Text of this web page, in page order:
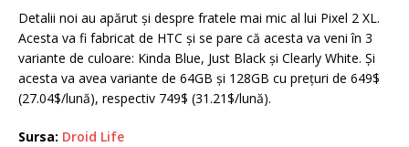
Detalii noi au apărut şi despre fratele mai mic al lui Pixel 2 XL.
Acesta va fi fabricat de HTC şi se pare că acesta va veni în 3
variante de culoare: Kinda Blue, Just Black şi Clearly White. Şi
acesta va avea variante de 64GB şi 128GB cu preţuri de 649$
(27.04$/lună), respectiv 749$ (31.21$/lună).
Sursa: Droid Life